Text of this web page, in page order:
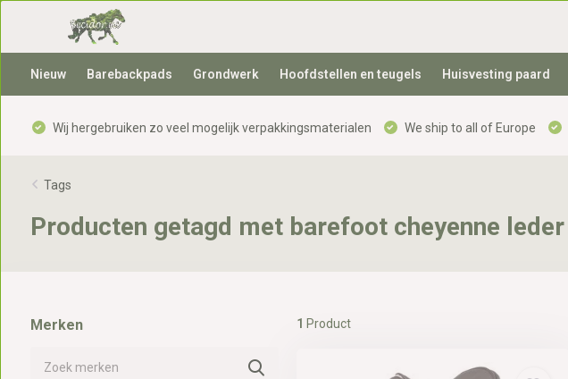
Nieuw Barebackpads Grondwerk Hoofdstellen en teugels Huisvesting paard
Wij hergebruiken zo veel mogelijk verpakkingsmaterialen We ship to all of Europe
Tags
Producten getagd met barefoot cheyenne leder
Merken 1 Product